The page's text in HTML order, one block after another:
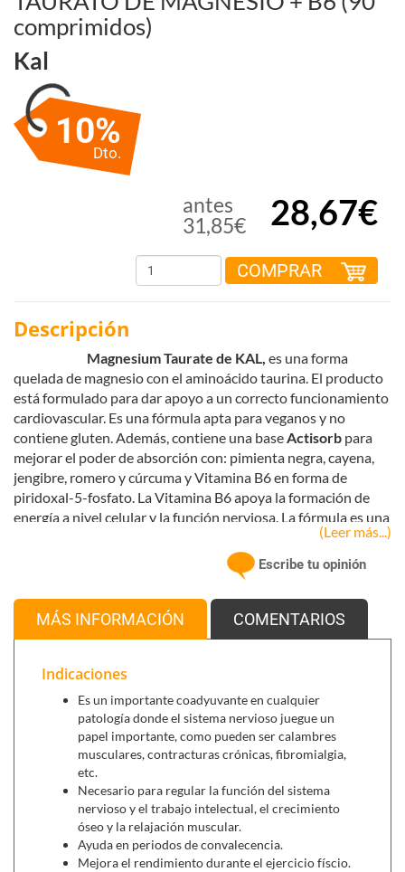
comprimidos)
Kal
10%
Dto.
antes
31,85€
28,67€
COMPRAR
Descripción
Magnesium Taurate de KAL, es una forma
quelada de magnesio con el aminoácido taurina. El producto
está formulado para dar apoyo a un correcto funcionamiento
cardiovascular. Es una fórmula apta para veganos y no
contiene gluten. Además, contiene una baseActisorb para
mejorar el poder de absorción con: pimienta negra, cayena,
jengibre, romero y cúrcuma y Vitamina B6 en forma de
piridoxal-5-fosfato. La Vitamina B6 apoya la formación de
energía a nivel celular y la función nerviosa. La fórmula es una
potente combinación de ingredientes para conseguir un
óptimo funcionamiento cardíaco. (taurina, magnesio,
Vitamina B6). La taurina es un aminoácido que es utilizado en
el organismo para el transporte de magnesio dentro y fuera
de la célula por ej. En el balance de electrolitos.
Elmagnesioes un mineral esencial que desempeña un papel
crucial en diversas funciones fisiológicas, incluida la función
muscular y nerviosa, el control de la glucosa en sangre y la
salud ósea. Esta relacionado con más de 300 reacciones
metabólicas esenciales, incluyendo la producción de energía,
la regulación de la presión arterial, transmisión nerviosa y
contracción muscular.
taurina
es un aminoácido que se encuentra naturalmente
en el cuerpo y participa en varios procesos biológicos,
incluida la formación de sales biliares, la salud ocular y la
función cardiovascular.
(Leer más...)
Escribe tu opinión
MÁS INFORMACIÓN COMENTARIOS
Indicaciones
Es un importante coadyuvante en cualquier
patología donde el sistema nervioso juegue un
papel importante, como pueden ser calambres
musculares, contracturas crónicas, fibromialgia,
etc.
Necesario para regular la función del sistema
nervioso y el trabajo intelectual, el crecimiento
óseo y la relajación muscular.
Ayuda en periodos de convalecencia.
Mejora el rendimiento durante el ejercicio físcio.